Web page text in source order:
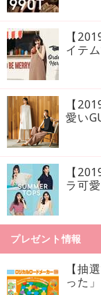
【
イテ
【
愛い
【
ラ可
プレゼント情報
【抽
った